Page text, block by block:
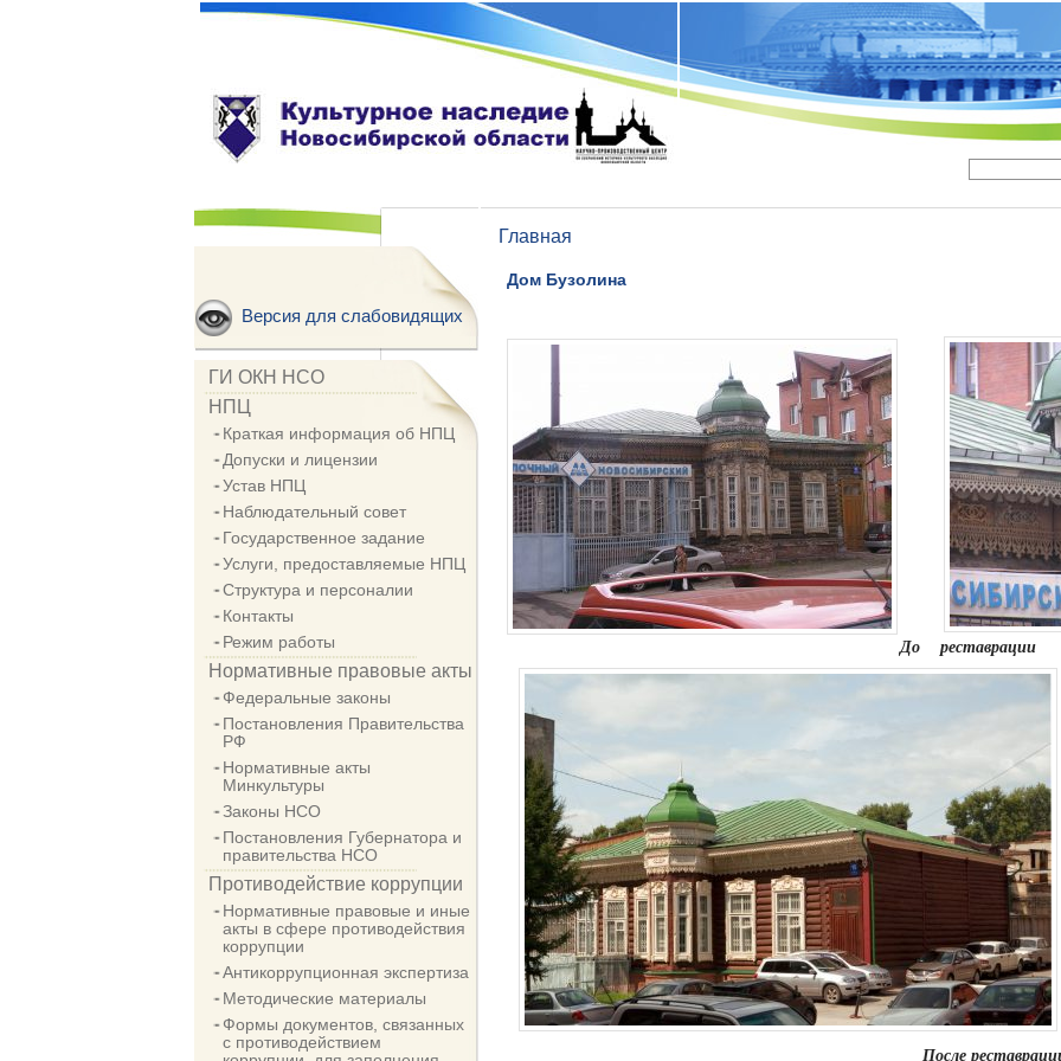
Версия для слабовидящих
ГИ ОКН НСО
НПЦ
Краткая информация об НПЦ
Допуски и лицензии
Устав НПЦ
Наблюдательный совет
Государственное задание
Услуги, предоставляемые НПЦ
Структура и персоналии
Контакты
Режим работы
Нормативные правовые акты
Федеральные законы
Постановления Правительства
РФ
Нормативные акты
Минкультуры
Законы НСО
Постановления Губернатора и
правительства НСО
Противодействие коррупции
Нормативные правовые и иные
акты в сфере противодействия
коррупции
Антикоррупционная экспертиза
Методические материалы
Формы документов, связанных
с противодействием
Главная
Дом Бузолина
До реставрации
После